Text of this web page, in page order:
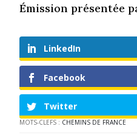
Émission présentée
LinkedIn
Facebook
Twitter
MOTS-CLEFS : CHEMINS DE FRANCE